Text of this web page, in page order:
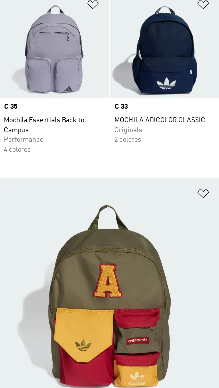
Precio
€ 35
Mochila Essentials Back to
Campus
Performance
4 colores
Precio
€ 33
MOCHILA ADICOLOR CLASSIC
Originals
2 colores